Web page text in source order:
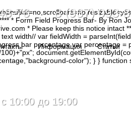
* Form Field Progress Bar- By
* Please keep this notice intact
width// var fieldWidth =
bar percentage var percentage
color"); } }
76 8 (967) 093-
c 10:00 до 19:00
Информация Статьи